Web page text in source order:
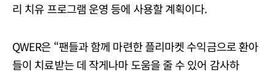
리 치유 프로그램 운영 등에 사용할 계획이다.
QWER은 “팬들과 함께 마련한 플리마켓 수익금으로 환아
들이 치료받는 데 작게나마 도움을 줄 수 있어 감사하